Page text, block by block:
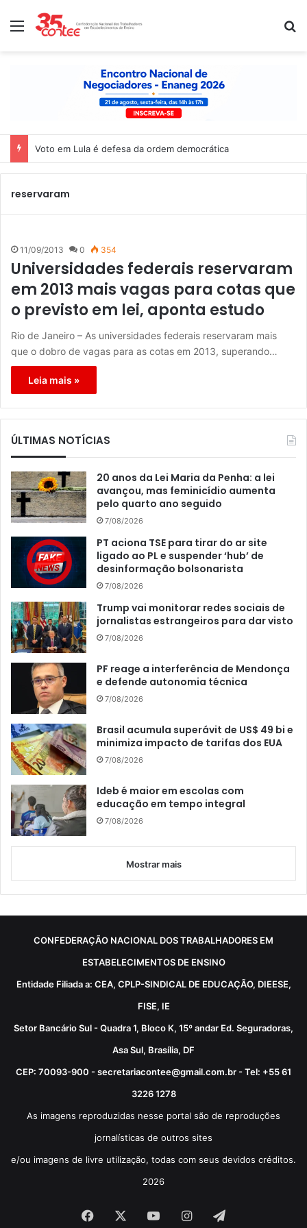
Menu
Voto em Lula é defesa da ordem democrática
reservaram
11/09/2013 0 354
Universidades federais reservaram
em 2013 mais vagas para cotas que
o previsto em lei, aponta estudo
Rio de Janeiro – As universidades federais reservaram mais
que o dobro de vagas para as cotas em 2013, superando…
Leia mais »
ÚLTIMAS NOTÍCIAS
20 anos da Lei Maria da Penha: a lei
avançou, mas feminicídio aumenta
pelo quarto ano seguido
7/08/2026
PT aciona TSE para tirar do ar site
ligado ao PL e suspender ‘hub’ de
desinformação bolsonarista
7/08/2026
Trump vai monitorar redes sociais de
jornalistas estrangeiros para dar visto
7/08/2026
PF reage a interferência de Mendonça
e defende autonomia técnica
7/08/2026
Brasil acumula superávit de US$ 49 bi e
minimiza impacto de tarifas dos EUA
7/08/2026
Ideb é maior em escolas com
educação em tempo integral
7/08/2026
Mostrar mais
CONFEDERAÇÃO NACIONAL DOS TRABALHADORES EM
ESTABELECIMENTOS DE ENSINO
Entidade Filiada a: CEA, CPLP-SINDICAL DE EDUCAÇÃO, DIEESE,
FISE, IE
Setor Bancário Sul - Quadra 1, Bloco K, 15º andar Ed. Seguradoras,
Asa Sul, Brasília, DF
CEP: 70093-900 - secretariacontee@gmail.com.br - Tel: +55 61
3226 1278
As imagens reproduzidas nesse portal são de reproduções
jornalísticas de outros sites
e/ou imagens de livre utilização, todas com seus devidos créditos.
2026
Facebook YouTubeInstagram